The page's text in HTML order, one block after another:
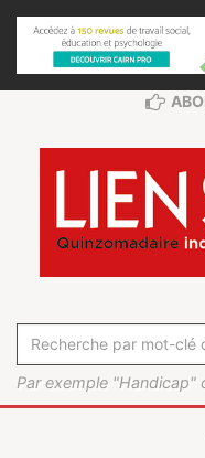
Par exemple "Handicap"